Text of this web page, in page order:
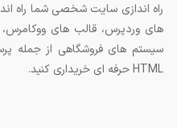
راه اندازی سایت شخصی شما راه
های وردپرس، قالب های
سیستم های فروشگاهی از جمله
HTML حرفه ای خریداری کنید.